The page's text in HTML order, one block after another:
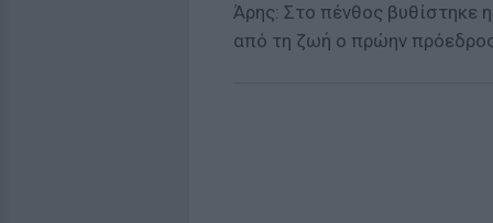
Άρης: Στο πένθος βυθίστηκε
από τη ζωή ο πρώην